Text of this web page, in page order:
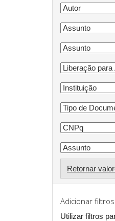
Retornar
Adicionar
Utilizar filtros